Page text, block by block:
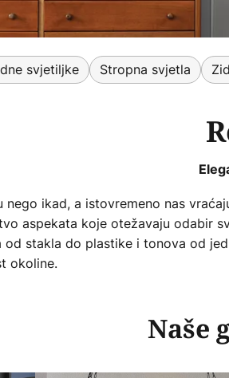
svjetiljke Stropna svjetla
nego ikad, a istovremeno nas
aspekata koje otežavaju odabir
od stakla do plastike i tonova od
okoline.
Naše